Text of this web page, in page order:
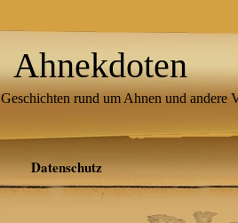
Ahnekdoten
Geschichten rund um Ahnen und andere
Datenschutz